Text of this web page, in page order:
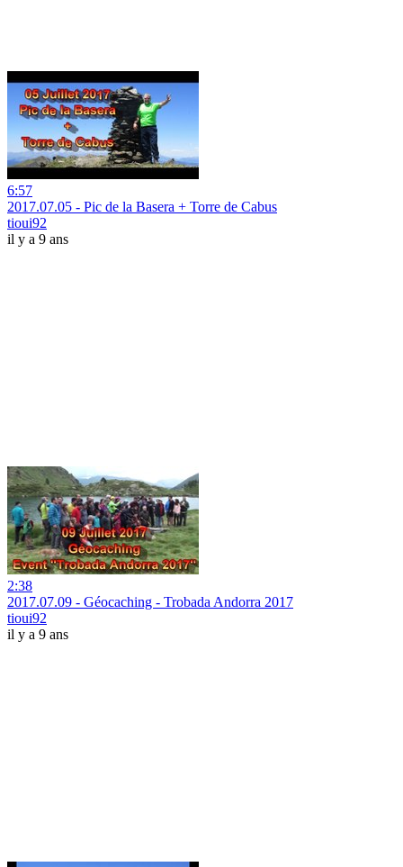
6:57
2017.07.05 - Pic de la Basera + Torre de Cabus
tioui92
il y a 9 ans
2:38
2017.07.09 - Géocaching - Trobada Andorra 2017
tioui92
il y a 9 ans